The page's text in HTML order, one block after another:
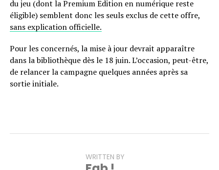
du jeu (dont la Premium Edition en numérique reste
éligible) semblent donc les seuls exclus de cette offre,
sans explication officielle.
Pour les concernés, la mise à jour devrait apparaître
dans la bibliothèque dès le 18 juin. L’occasion, peut-être,
de relancer la campagne quelques années après sa
sortie initiale.
WRITTEN BY